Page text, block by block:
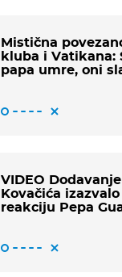
Mistična
kluba i Vatikana:
papa umre, oni
VIDEO
Kovačića
reakciju Pepa